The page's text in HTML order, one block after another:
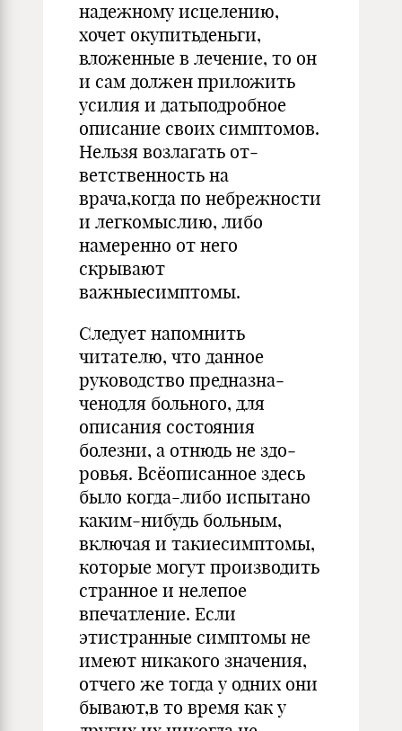
надежному исцелению,
хочет оку­питьденьги,
вложенные в лечение, то он
и сам должен прило­жить
усилия и датьподробное
описание своих симптомов.
Нельзя возлагать от­
ветственность на
врача,когда по небрежнос­ти
и легкомыслию, либо
намеренно от него
скрывают
важныесимптомы.
Следует напомнить
читателю, что данное
руководство пред­назна­
ченодля больного, для
описания состояния
болезни, а от­нюдь не здо­
ровья. Всёописанное здесь
было когда-либо испыта­но
каким-нибудь больным,
включая и такиесимптомы,
которые могут производить
странное и нелепое
впечатление. Если
этистранные симптомы не
имеют никакого значения,
отчего же тог­да у одних они
бывают,в то время как у